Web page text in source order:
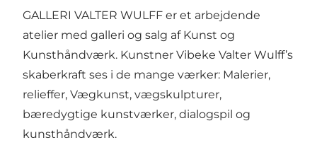
GALLERI VALTER WULFF er et arbejdende
atelier med galleri og salg af Kunst og
Kunsthåndværk. Kunstner Vibeke Valter Wulff’s
skaberkraft ses i de mange værker: Malerier,
relieffer, Vægkunst, vægskulpturer,
bæredygtige kunstværker, dialogspil og
kunsthåndværk.